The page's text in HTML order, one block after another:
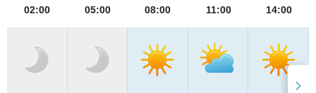
02:00
05:00
08:00
11:00
14:00